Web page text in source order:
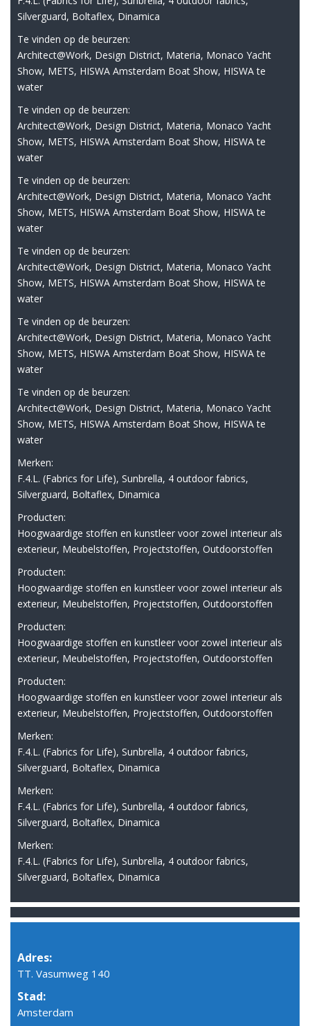
Silverguard, Boltaflex, Dinamica
Te vinden op de beurzen:
Architect@Work, Design District, Materia, Monaco Yacht
Show, METS, HISWA Amsterdam Boat Show, HISWA te
water
Te vinden op de beurzen:
Architect@Work, Design District, Materia, Monaco Yacht
Show, METS, HISWA Amsterdam Boat Show, HISWA te
water
Te vinden op de beurzen:
Architect@Work, Design District, Materia, Monaco Yacht
Show, METS, HISWA Amsterdam Boat Show, HISWA te
water
Te vinden op de beurzen:
Architect@Work, Design District, Materia, Monaco Yacht
Show, METS, HISWA Amsterdam Boat Show, HISWA te
water
Te vinden op de beurzen:
Architect@Work, Design District, Materia, Monaco Yacht
Show, METS, HISWA Amsterdam Boat Show, HISWA te
water
Te vinden op de beurzen:
Architect@Work, Design District, Materia, Monaco Yacht
Show, METS, HISWA Amsterdam Boat Show, HISWA te
water
Merken:
F.4.L. (Fabrics for Life), Sunbrella, 4 outdoor fabrics,
Silverguard, Boltaflex, Dinamica
Producten:
Hoogwaardige stoffen en kunstleer voor zowel interieur als
exterieur, Meubelstoffen, Projectstoffen, Outdoorstoffen
Producten:
Hoogwaardige stoffen en kunstleer voor zowel interieur als
exterieur, Meubelstoffen, Projectstoffen, Outdoorstoffen
Producten:
Hoogwaardige stoffen en kunstleer voor zowel interieur als
exterieur, Meubelstoffen, Projectstoffen, Outdoorstoffen
Producten:
Hoogwaardige stoffen en kunstleer voor zowel interieur als
exterieur, Meubelstoffen, Projectstoffen, Outdoorstoffen
Merken:
F.4.L. (Fabrics for Life), Sunbrella, 4 outdoor fabrics,
Silverguard, Boltaflex, Dinamica
Merken:
F.4.L. (Fabrics for Life), Sunbrella, 4 outdoor fabrics,
Silverguard, Boltaflex, Dinamica
Merken:
F.4.L. (Fabrics for Life), Sunbrella, 4 outdoor fabrics,
Silverguard, Boltaflex, Dinamica
Adres:
TT. Vasumweg 140
Stad:
Amsterdam